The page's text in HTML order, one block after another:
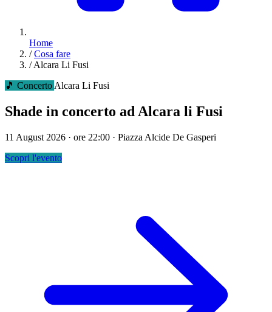
Home
/ Cosa fare
/ Alcara Li Fusi
🎵 Concerto Alcara Li Fusi
Shade in concerto ad Alcara li Fusi
11 August 2026 · ore 22:00 · Piazza Alcide De Gasperi
Scopri l'evento